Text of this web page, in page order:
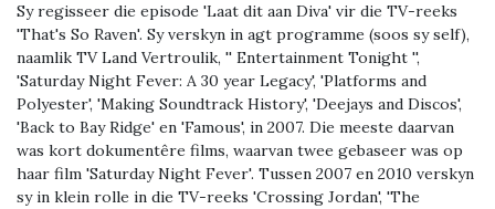
Sy regisseer die episode 'Laat dit aan Diva' vir die TV-reeks
'That's So Raven'. Sy verskyn in agt programme (soos sy self),
naamlik TV Land Vertroulik, '' Entertainment Tonight '',
'Saturday Night Fever: A 30 year Legacy', 'Platforms and
Polyester', 'Making Soundtrack History', 'Deejays and Discos',
'Back to Bay Ridge' en 'Famous', in 2007. Die meeste daarvan
was kort dokumentêre films, waarvan twee gebaseer was op
haar film 'Saturday Night Fever'. Tussen 2007 en 2010 verskyn
sy in klein rolle in die TV-reeks 'Crossing Jordan', 'The